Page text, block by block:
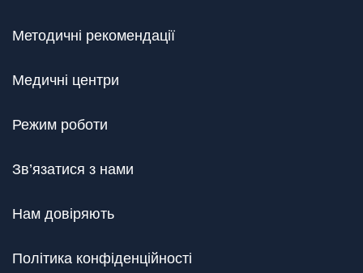
Методичні рекомендації
Медичні центри
Режим роботи
Зв’язатися з нами
Нам довіряють
Політика конфіденційності